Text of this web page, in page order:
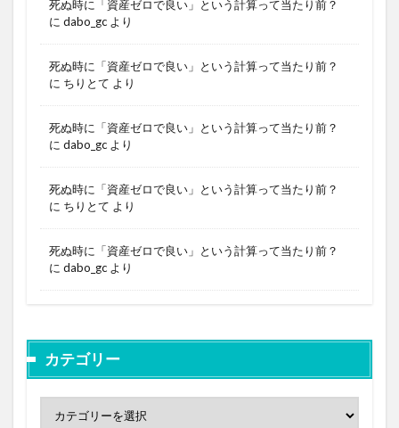
死ぬ時に「資産ゼロで良い」という計算って当たり前？
に dabo_gc より
死ぬ時に「資産ゼロで良い」という計算って当たり前？
に ちりとて より
死ぬ時に「資産ゼロで良い」という計算って当たり前？
に dabo_gc より
死ぬ時に「資産ゼロで良い」という計算って当たり前？
に ちりとて より
死ぬ時に「資産ゼロで良い」という計算って当たり前？
に dabo_gc より
カテゴリー